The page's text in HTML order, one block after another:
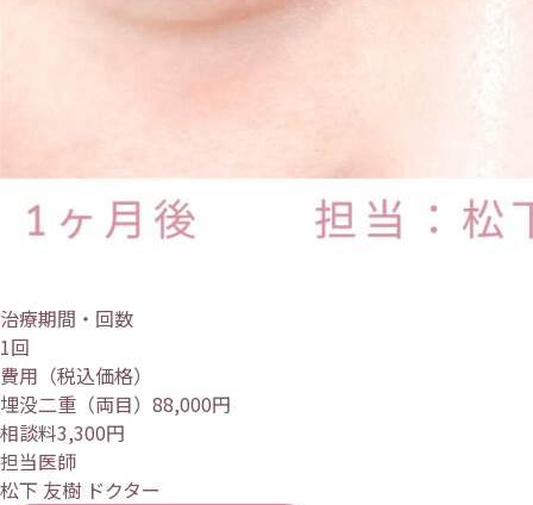
治療期間・回数
1回
費用（税込価格）
埋没二重（両目）88,000円
相談料3,300円
担当医師
松下 友樹 ドクター